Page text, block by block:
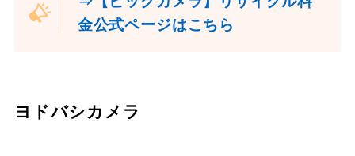
金公式ページはこちら
ヨドバシカメラ